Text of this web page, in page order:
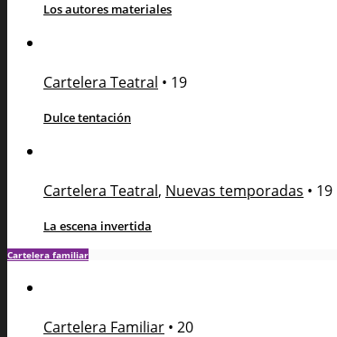
Los autores materiales
Cartelera Teatral • 19
Dulce tentación
Cartelera Teatral, Nuevas temporadas • 19
La escena invertida
Cartelera familiar
Cartelera Familiar • 20